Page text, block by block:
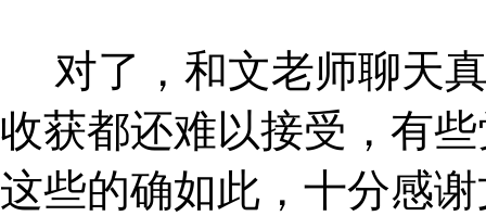
对了，和文老师聊天
收获都还难以接受，有
这些的确如此，十分感